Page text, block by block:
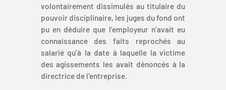
volontairement dissimulés au titulaire du
pouvoir disciplinaire, les juges du fond ont
pu en déduire que l’employeur n’avait eu
connaissance des faits reprochés au
salarié qu’à la date à laquelle la victime
des agissements les avait dénoncés à la
directrice de l’entreprise.